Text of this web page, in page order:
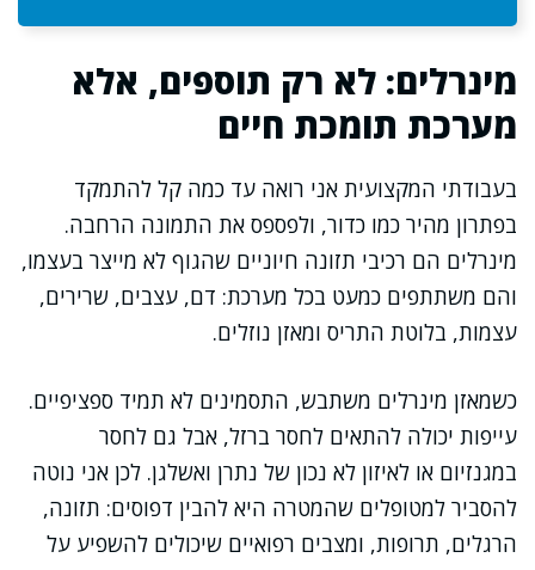
מינרלים: לא רק תוספים, אלא
מערכת תומכת חיים
בעבודתי המקצועית אני רואה עד כמה קל להתמקד
בפתרון מהיר כמו כדור, ולפספס את התמונה הרחבה.
מינרלים הם רכיבי תזונה חיוניים שהגוף לא מייצר בעצמו,
והם משתתפים כמעט בכל מערכת: דם, עצבים, שרירים,
עצמות, בלוטת התריס ומאזן נוזלים.
כשמאזן מינרלים משתבש, התסמינים לא תמיד ספציפיים.
עייפות יכולה להתאים לחסר ברזל, אבל גם לחסר
במגנזיום או לאיזון לא נכון של נתרן ואשלגן. לכן אני נוטה
להסביר למטופלים שהמטרה היא להבין דפוסים: תזונה,
הרגלים, תרופות, ומצבים רפואיים שיכולים להשפיע על